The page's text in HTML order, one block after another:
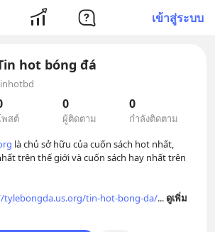
เข้าสู่ระบบ
hot bóng đá
พสต์
0
ผู้ติดตาม
0
กำลังติดตาม
là chủ sở hữu của cuốn sách hot nhất,
trên thế giới và cuốn sách hay nhất trên
tylebongda.us.org/tin-hot-bong-da/... ดูเพิ่ม